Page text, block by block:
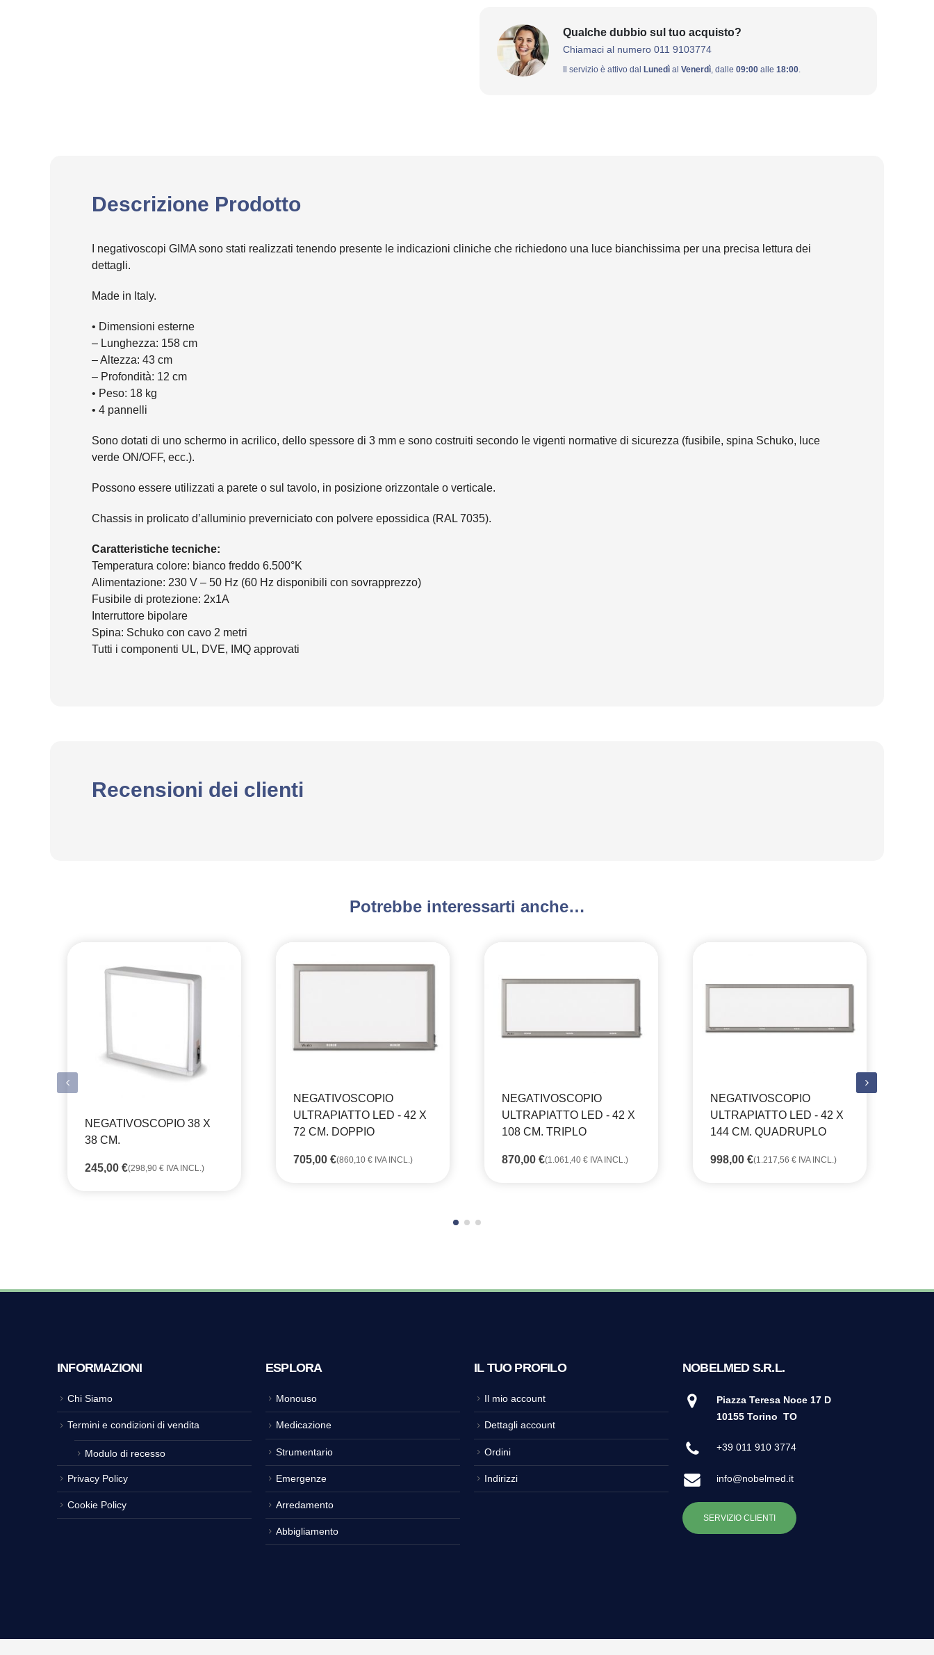
Qualche dubbio sul tuo acquisto?
Chiamaci al numero 011 9103774
Il servizio è attivo dal Lunedìal Venerdì, dalle 09:00alle 18:00.
Descrizione Prodotto
I negativoscopi GIMA sono stati realizzati tenendo presente le indicazioni cliniche che richiedono una luce bianchissima per una precisa lettura dei
dettagli.
Made in Italy.
• Dimensioni esterne
– Lunghezza: 158 cm
– Altezza: 43 cm
– Profondità: 12 cm
• Peso: 18 kg
• 4 pannelli
Sono dotati di uno schermo in acrilico, dello spessore di 3 mm e sono costruiti secondo le vigenti normative di sicurezza (fusibile, spina Schuko, luce
verde ON/OFF, ecc.).
Possono essere utilizzati a parete o sul tavolo, in posizione orizzontale o verticale.
Chassis in prolicato d’alluminio preverniciato con polvere epossidica (RAL 7035).
Caratteristiche tecniche:
Temperatura colore: bianco freddo 6.500°K
Alimentazione: 230 V – 50 Hz (60 Hz disponibili con sovrapprezzo)
Fusibile di protezione: 2x1A
Interruttore bipolare
Spina: Schuko con cavo 2 metri
Tutti i componenti UL, DVE, IMQ approvati
Recensioni dei clienti
Potrebbe interessarti anche…
NEGATIVOSCOPIO 38 X
38 CM.
245,00 €(298,90 € IVA INCL.)
NEGATIVOSCOPIO
ULTRAPIATTO LED - 42 X
72 CM. DOPPIO
705,00 €(860,10 € IVA INCL.)
NEGATIVOSCOPIO
ULTRAPIATTO LED - 42 X
108 CM. TRIPLO
870,00 €(1.061,40 € IVA INCL.)
NEGATIVOSCOPIO
ULTRAPIATTO LED - 42 X
144 CM. QUADRUPLO
998,00 €(1.217,56 € IVA INCL.)
INFORMAZIONI
Chi Siamo
Termini e condizioni di vendita
Modulo di recesso
Privacy Policy
Cookie Policy
ESPLORA
Monouso
Medicazione
Strumentario
Emergenze
Arredamento
Abbigliamento
IL TUO PROFILO
Il mio account
Dettagli account
Ordini
Indirizzi
NOBELMED S.R.L.
Piazza Teresa Noce 17 D
10155 Torino TO
+39 011 910 3774
info@nobelmed.it
SERVIZIO CLIENTI